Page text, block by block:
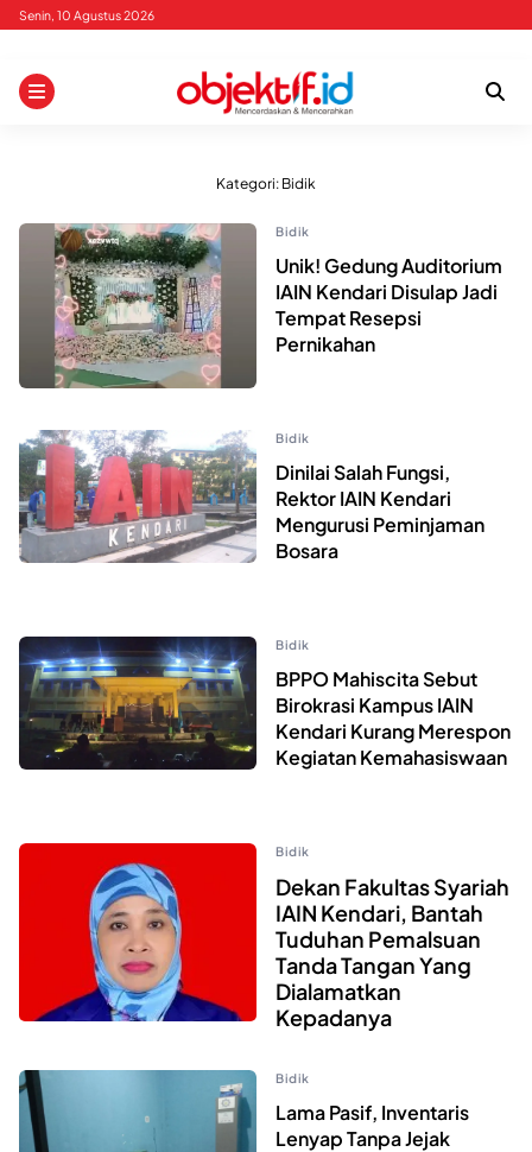
Skip
content
Senin, 10 Agustus 2026
Kategori: Bidik
Bidik
Unik! Gedung Auditorium
IAIN Kendari Disulap Jadi
Tempat Resepsi
Pernikahan
Bidik
Dinilai Salah Fungsi,
Rektor IAIN Kendari
Mengurusi Peminjaman
Bosara
Bidik
BPPO Mahiscita Sebut
Birokrasi Kampus IAIN
Kendari Kurang Merespon
Kegiatan Kemahasiswaan
Bidik
Dekan Fakultas Syariah
IAIN Kendari, Bantah
Tuduhan Pemalsuan
Tanda Tangan Yang
Dialamatkan
Kepadanya
Bidik
Lama Pasif, Inventaris
Lenyap Tanpa Jejak